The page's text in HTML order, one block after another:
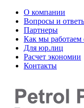
О компании
Вопросы и
Партнеры
Как мы работаем
Для юр.лиц
Расчет экономии
Контакты